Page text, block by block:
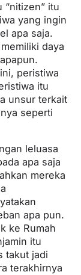
“nitizen” itu
yang ingin
apa saja.
daya
peristiwa
itu
unsur terkait
seperti
leluasa
apa saja
mereka
apa pun.
ke Rumah
itu
takut jadi
terakhirnya